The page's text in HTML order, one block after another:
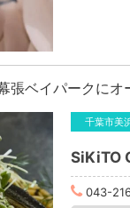
張ベイパークにオ
千葉市美
SiKiTO
043-